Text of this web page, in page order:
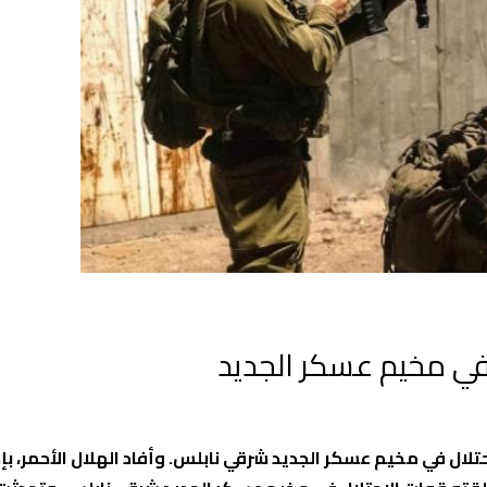
في مخيم عسكر الجديد شرقي نابلس. وأفاد الهلال الأحمر،